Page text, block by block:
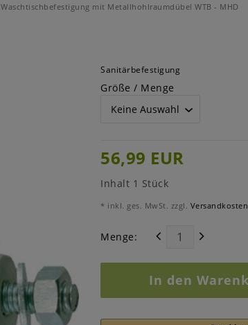
Waschtischbefestigung mit Metallhohlraumdübel WTB - MHD
Sanitärbefestigung
Größe / Menge
56,99 EUR
Inhalt 1 Stück
* inkl. ges. MwSt. zzgl. Versandkosten
Menge:
In den